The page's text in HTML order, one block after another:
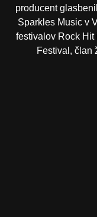
producent
Sparkles Music v
festivalov Rock
Festival, član